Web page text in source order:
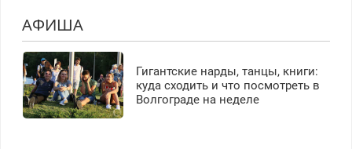
АФИША
Гигантские нарды, танцы, книги:
куда сходить и что посмотреть в
Волгограде на неделе